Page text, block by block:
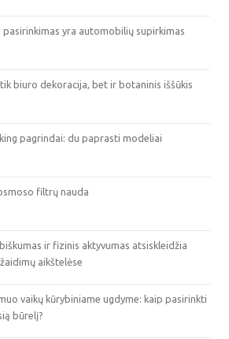
pasirinkimas yra automobilių supirkimas
biuro dekoracija, bet ir botaninis iššūkis
pagrindai: du paprasti modeliai
filtrų nauda
ir fizinis aktyvumas atsiskleidžia
aikštelėse
vaikų kūrybiniame ugdyme: kaip pasirinkti
būrelį?